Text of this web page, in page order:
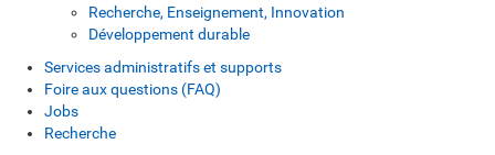
Recherche, Enseignement, Innovation
Développement durable
Services administratifs et supports
Foire aux questions (FAQ)
Jobs
Recherche